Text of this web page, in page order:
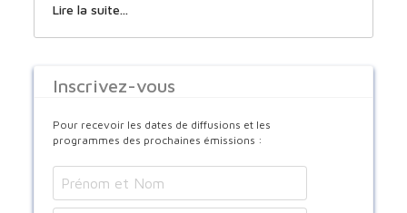
Lire la suite...
Inscrivez-vous
Pour recevoir les dates de diffusions et les
programmes des prochaines émissions :